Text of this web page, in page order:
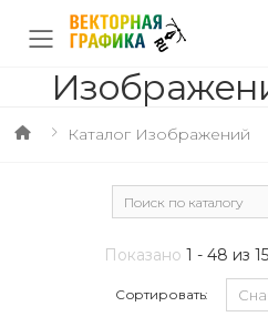
Каталог Изображений
Показано 1 - 48 из
Сортировать: